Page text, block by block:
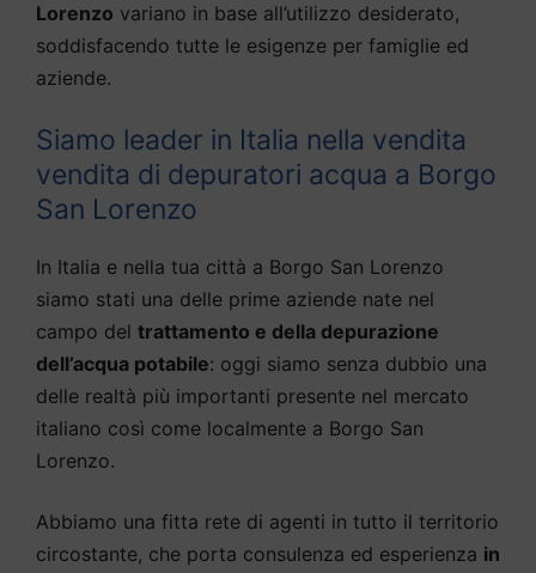
Lorenzo variano in base all’utilizzo desiderato,
soddisfacendo tutte le esigenze per famiglie ed
aziende.
Siamo leader in Italia nella vendita
vendita di depuratori acqua a Borgo
San Lorenzo
In Italia e nella tua città a Borgo San Lorenzo
siamo stati una delle prime aziende nate nel
campo del trattamento e della depurazione
dell’acqua potabile: oggi siamo senza dubbio una
delle realtà più importanti presente nel mercato
italiano così come localmente a Borgo San
Lorenzo.
Abbiamo una fitta rete di agenti in tutto il territorio
circostante, che porta consulenza ed esperienza in